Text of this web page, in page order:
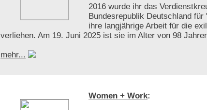
2016 wurde ihr das
Bundesrepublik Deutschland
ihre langjährige Arbeit für die
verliehen. Am 19. Juni 2025 ist sie im Alter von 98
mehr...
Women + Work: